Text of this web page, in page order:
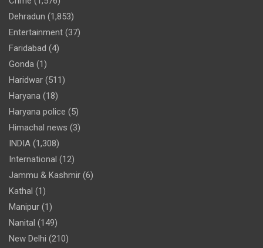
Dehradun (1,853)
Entertainment (37)
Faridabad (4)
Gonda (1)
Haridwar (511)
Haryana (18)
Haryana police (5)
Himachal news (3)
INDIA (1,308)
International (12)
Jammu & Kashmir (6)
Kathal (1)
Manipur (1)
Nanital (149)
New Delhi (210)